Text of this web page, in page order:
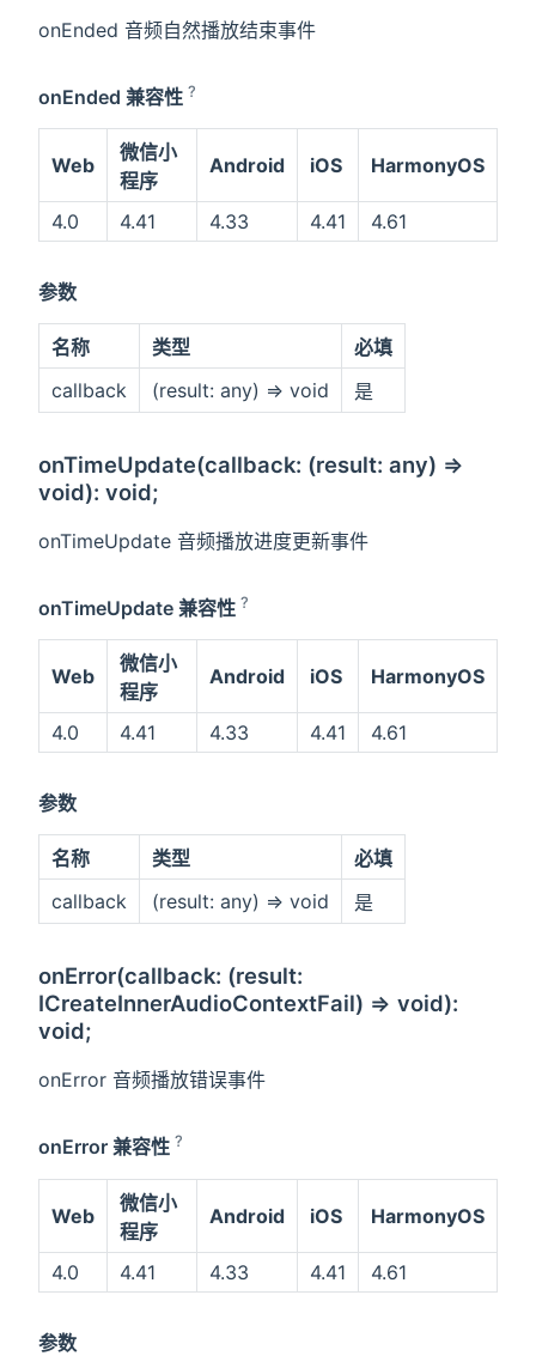
onEnded 音频自然播放结束事件
onEnded 兼容性 ?
Web
微信小
程序
Android iOS HarmonyOS
4.0 4.41 4.33 4.41 4.61
参数
名称 类型
必填
callback
(result: any) => void 是
onTimeUpdate(callback: (result: any) =>
void): void;
onTimeUpdate 音频播放进度更新事件
onTimeUpdate 兼容性 ?
Web
微信小
程序
Android iOS HarmonyOS
4.0 4.41 4.33 4.41 4.61
参数
名称 类型
必填
callback
(result: any) => void 是
onError(callback: (result:
ICreateInnerAudioContextFail) => void):
void;
onError 音频播放错误事件
onError 兼容性 ?
Web
微信小
程序
Android iOS HarmonyOS
4.0 4.41 4.33 4.41 4.61
参数